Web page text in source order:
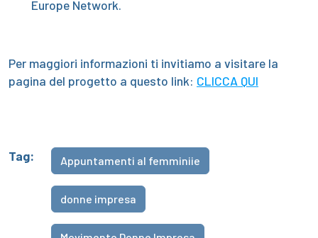
Europe Network.
Per maggiori informazioni ti invitiamo a visitare la
pagina del progetto a questo link: CLICCA QUI
Tag: Appuntamenti al femminiie
donne impresa